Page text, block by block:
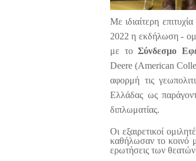
Με ιδιαίτερη
2022 η εκδήλωση -
με τοΣύνδεσμο
Deere (American
αφορμή τις
Ελλάδας ως
διπλωματίας.
Οι εξαιρετικοί
καθήλωσαν το κοινό
ερωτήσεις των